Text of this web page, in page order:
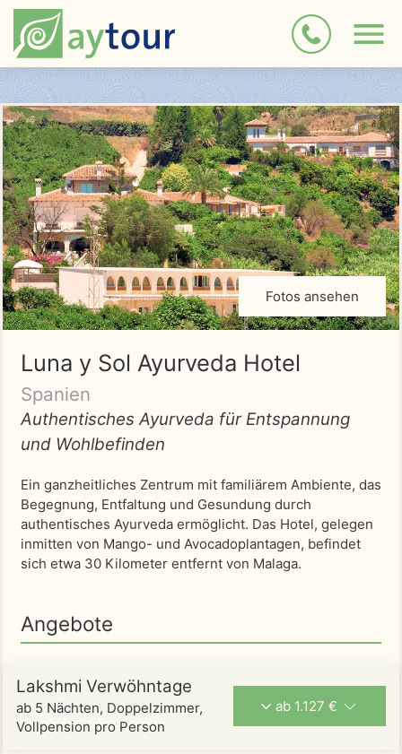
Fotos ansehen
Luna y Sol Ayurveda Hotel
Spanien
Authentisches Ayurveda für Entspannung
und Wohlbefinden
Ein ganzheitliches Zentrum mit familiärem Ambiente, das
Begegnung, Entfaltung und Gesundung durch
authentisches Ayurveda ermöglicht. Das Hotel, gelegen
inmitten von Mango- und Avocadoplantagen, befindet
sich etwa 30 Kilometer entfernt von Malaga.
Angebote
Lakshmi Verwöhntage
ab 5 Nächten, Doppelzimmer,
Vollpension pro Person
ab 1.127 €